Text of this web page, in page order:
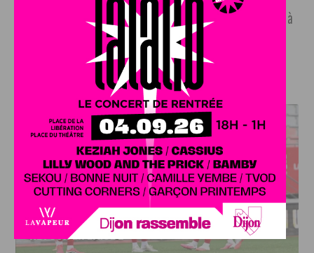
du centre-ville et de développement des mobilités douces à
J'AIME LE DFCO
DFCO : UNE PRÉPARATION SEREINE AVANT LE GRAND
RETOUR EN LIGUE 2